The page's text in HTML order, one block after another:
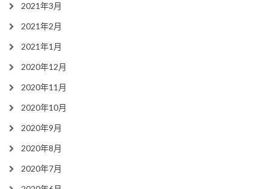
2021年3月
2021年2月
2021年1月
2020年12月
2020年11月
2020年10月
2020年9月
2020年8月
2020年7月